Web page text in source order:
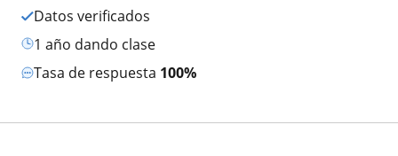
Datos verificados
1 año dando clase
Tasa de respuesta 100%